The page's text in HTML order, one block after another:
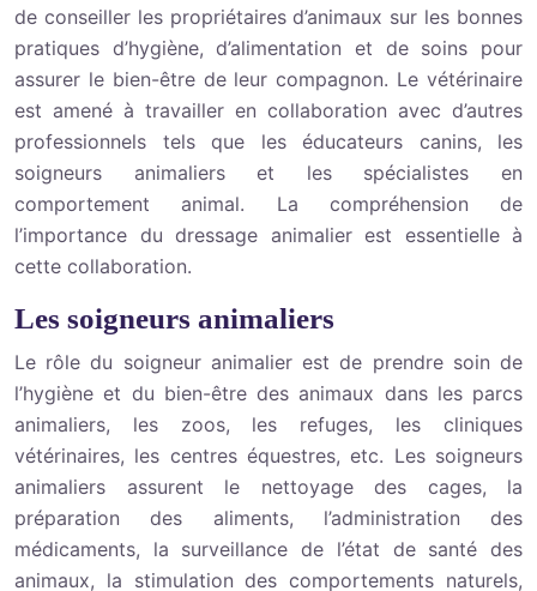
de conseiller les propriétaires d’animaux sur les bonnes
pratiques d’hygiène, d’alimentation et de soins pour
assurer le bien-être de leur compagnon. Le vétérinaire
est amené à travailler en collaboration avec d’autres
professionnels tels que les éducateurs canins, les
soigneurs animaliers et les spécialistes en
comportement animal. La compréhension de
l’importance du dressage animalier est essentielle à
cette collaboration.
Les soigneurs animaliers
Le rôle du soigneur animalier est de prendre soin de
l’hygiène et du bien-être des animaux dans les parcs
animaliers, les zoos, les refuges, les cliniques
vétérinaires, les centres équestres, etc. Les soigneurs
animaliers assurent le nettoyage des cages, la
préparation des aliments, l’administration des
médicaments, la surveillance de l’état de santé des
animaux, la stimulation des comportements naturels,